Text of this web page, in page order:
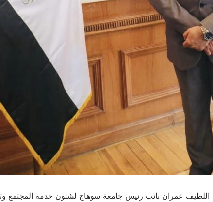
اللطيف عمران نائب رئيس جامعة سوهاج لشئون خدمة المجتمع